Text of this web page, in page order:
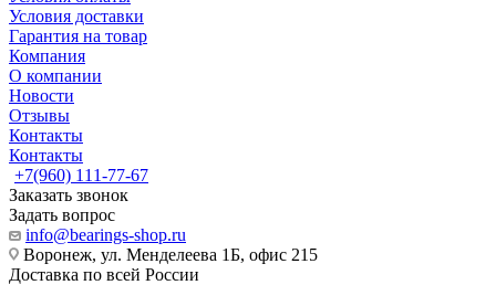
Условия доставки
Гарантия на товар
Компания
О компании
Новости
Отзывы
Контакты
Контакты
+7(960) 111-77-67
Заказать звонок
Задать вопрос
info@bearings-shop.ru
Воронеж, ул. Менделеева 1Б, офис 215
Доставка по всей России